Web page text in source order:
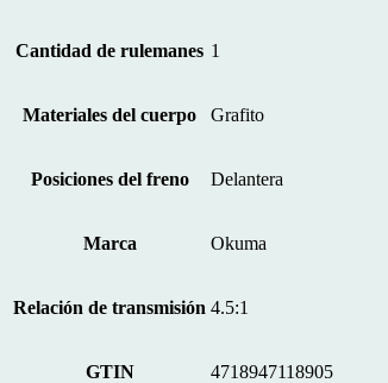
Cantidad de rulemanes 1
Materiales del cuerpo Grafito
Posiciones del freno Delantera
Marca Okuma
Relación de transmisión 4.5:1
GTIN 4718947118905